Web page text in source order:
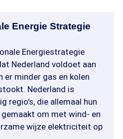
Energie Strategie
Energiestrategie
Nederland voldoet aan
er minder gas en kolen
Nederland is
regio's, die allemaal hun
gemaakt om met wind- en
wijze elektriciteit op